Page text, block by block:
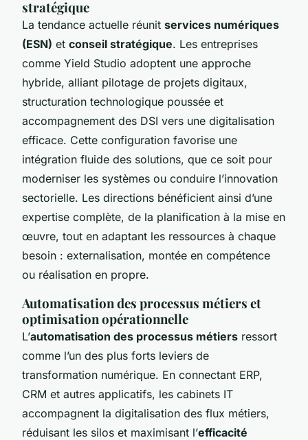
stratégique
La tendance actuelle réunit services numériques
(ESN) et conseil stratégique. Les entreprises
comme Yield Studio adoptent une approche
hybride, alliant pilotage de projets digitaux,
structuration technologique poussée et
accompagnement des DSI vers une digitalisation
efficace. Cette configuration favorise une
intégration fluide des solutions, que ce soit pour
moderniser les systèmes ou conduire l’innovation
sectorielle. Les directions bénéficient ainsi d’une
expertise complète, de la planification à la mise en
œuvre, tout en adaptant les ressources à chaque
besoin : externalisation, montée en compétence
ou réalisation en propre.
Automatisation des processus métiers et
optimisation opérationnelle
L’automatisation des processus métiers ressort
comme l’un des plus forts leviers de
transformation numérique. En connectant ERP,
CRM et autres applicatifs, les cabinets IT
accompagnent la digitalisation des flux métiers,
réduisant les silos et maximisant l’efficacité